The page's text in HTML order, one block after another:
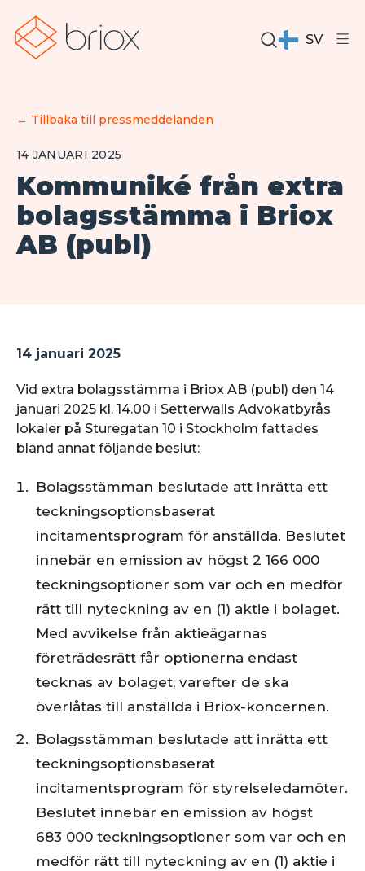
SV
← Tillbaka till pressmeddelanden
14 JANUARI 2025
Kommuniké från extra
bolagsstämma i Briox
AB (publ)
14 januari 2025
Vid extra bolagsstämma i Briox AB (publ) den 14
januari 2025 kl. 14.00 i Setterwalls Advokatbyrås
lokaler på Sturegatan 10 i Stockholm fattades
bland annat följande beslut:
Bolagsstämman beslutade att inrätta ett
teckningsoptionsbaserat
incitamentsprogram för anställda. Beslutet
innebär en emission av högst 2 166 000
teckningsoptioner som var och en medför
rätt till nyteckning av en (1) aktie i bolaget.
Med avvikelse från aktieägarnas
företrädesrätt får optionerna endast
tecknas av bolaget, varefter de ska
överlåtas till anställda i Briox-koncernen.
Bolagsstämman beslutade att inrätta ett
teckningsoptionsbaserat
incitamentsprogram för styrelseledamöter.
Beslutet innebär en emission av högst
683 000 teckningsoptioner som var och en
medför rätt till nyteckning av en (1) aktie i